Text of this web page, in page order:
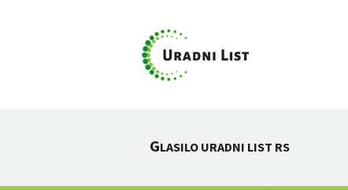
GLASILO URADNI LIST RS